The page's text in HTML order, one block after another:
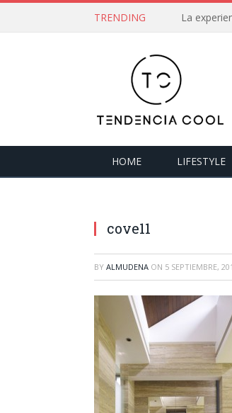
TRENDING La
HOME LIFESTYLE
cove11
BY ALMUDENA ON 5 SEPTIEMBRE,